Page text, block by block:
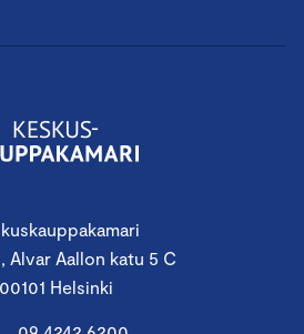
Alvar Aallon katu 5 C
00101 Helsinki